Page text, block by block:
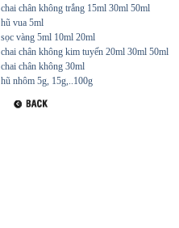
chai chân không trắng 15ml 30ml 50ml
hũ vua 5ml
sọc vàng 5ml 10ml 20ml
chai chân không kim tuyến 20ml 30ml 50ml
chai chân không 30ml
hũ nhôm 5g, 15g,..100g